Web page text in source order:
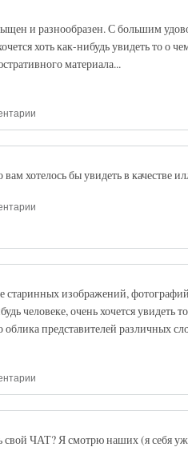
и разнообразен. С большим
хоть как-нибудь увидеть то о
материала...
хотелось бы увидеть в качестве
старинных изображений,
человеке, очень хочется увидеть
представителей различных
ЧАТ? Я смотрю наших (я себя